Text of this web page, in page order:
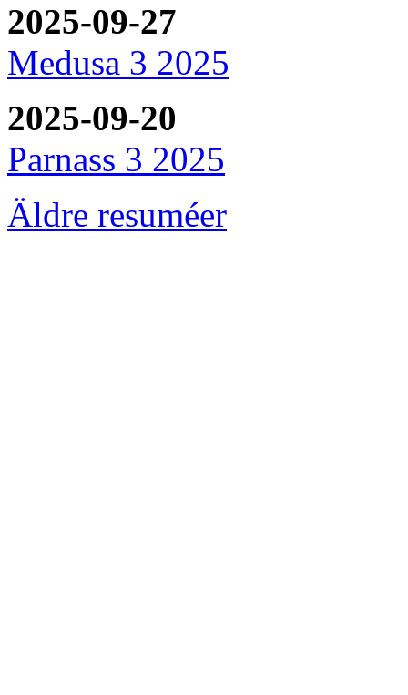
2025-09-27
Medusa 3 2025
2025-09-20
Parnass 3 2025
Äldre resuméer